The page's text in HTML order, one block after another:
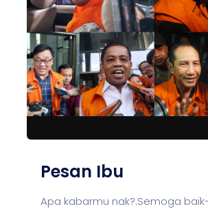
Pesan Ibu
Apa kabarmu nak?.Semoga